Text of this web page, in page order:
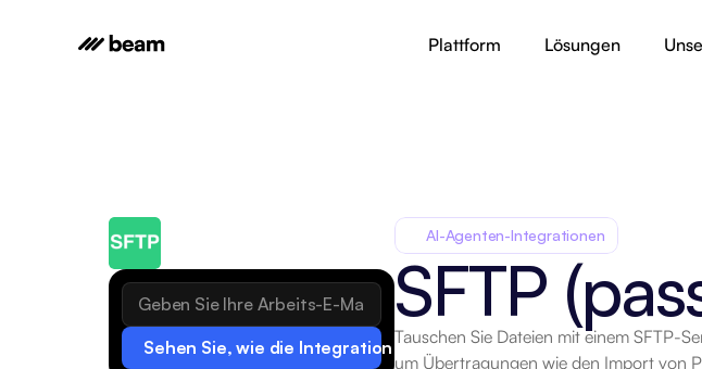
Sehen Sie, wie die Integration funktioniert
AI-Agenten-Integrationen
SFTP
Tauschen Sie Dateien mit einem SFTP-
um Übertragungen wie den Import von
Plattform Lösungen